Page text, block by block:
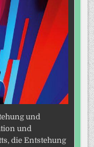
und
und
die Entstehung